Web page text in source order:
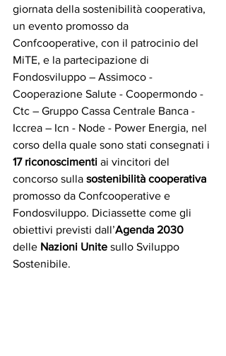
giornata della sostenibilità cooperativa,
un evento promosso da
Confcooperative, con il patrocinio del
MiTE, e la partecipazione di
Fondosviluppo – Assimoco -
Cooperazione Salute - Coopermondo -
Ctc – Gruppo Cassa Centrale Banca -
Iccrea – Icn - Node - Power Energia, nel
corso della quale sono stati consegnati i
17 riconoscimenti ai vincitori del
concorso sulla sostenibilità cooperativa
promosso da Confcooperative e
Fondosviluppo. Diciassette come gli
obiettivi previsti dall’Agenda 2030
delle Nazioni Unite sullo Sviluppo
Sostenibile.